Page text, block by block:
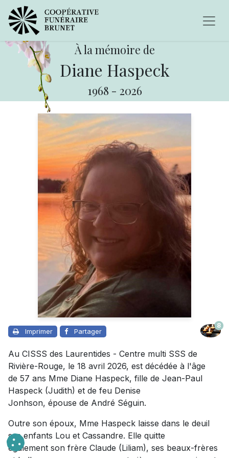
À la mémoire de
Diane Haspeck
1968 - 2026
Imprimer Partager
8
Au CISSS des Laurentides - Centre multi SSS de
Rivière-Rouge, le 18 avril 2026, est décédée à l'âge
de 57 ans Mme Diane Haspeck, fille de Jean-Paul
Haspeck (Judith) et de feu Denise
Jonhson, épouse de André Séguin.
Outre son époux, Mme Haspeck laisse dans le deuil
ses enfants Lou et Cassandre. Elle quitte
également son frère Claude (Liliam), ses beaux-frères